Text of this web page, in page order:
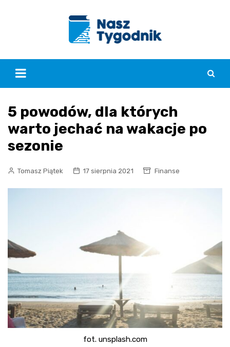
5 powodów, dla których
warto jechać na wakacje po
sezonie
Tomasz Piątek 17 sierpnia 2021 Finanse
fot. unsplash.com